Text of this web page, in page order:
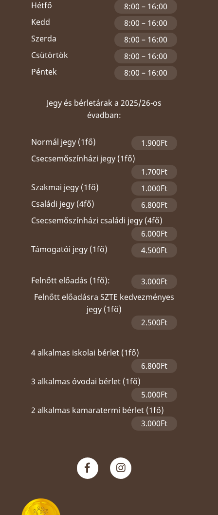
Hétfő
8:00 – 16:00
Kedd
8:00 – 16:00
Szerda
8:00 – 16:00
Csütörtök
8:00 – 16:00
Péntek
8:00 – 16:00
Jegy és bérletárak a 2025/26-os
évadban:
Normál jegy (1fő)
1.900Ft
Csecsemőszínházi jegy (1fő)
1.700Ft
Szakmai jegy (1fő)
1.000Ft
Családi jegy (4fő)
6.800Ft
Csecsemőszínházi családi jegy (4fő)
6.000Ft
Támogatói jegy (1fő)
4.500Ft
Felnőtt előadás (1fő):
3.000Ft
Felnőtt előadásra SZTE kedvezményes
jegy (1fő)
2.500Ft
4 alkalmas iskolai bérlet (1fő)
6.800Ft
3 alkalmas óvodai bérlet (1fő)
5.000Ft
2 alkalmas kamaratermi bérlet (1fő)
3.000Ft